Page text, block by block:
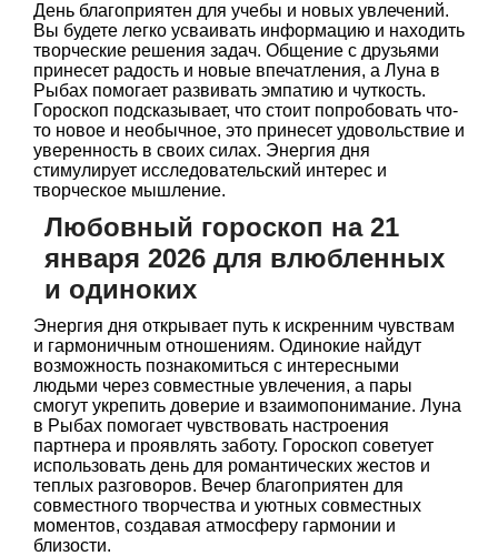
День благоприятен для учебы и новых увлечений.
Вы будете легко усваивать информацию и находить
творческие решения задач. Общение с друзьями
принесет радость и новые впечатления, а Луна в
Рыбах помогает развивать эмпатию и чуткость.
Гороскоп подсказывает, что стоит попробовать что-
то новое и необычное, это принесет удовольствие и
уверенность в своих силах. Энергия дня
стимулирует исследовательский интерес и
творческое мышление.
Любовный гороскоп на 21
января 2026 для влюбленных
и одиноких
Энергия дня открывает путь к искренним чувствам
и гармоничным отношениям. Одинокие найдут
возможность познакомиться с интересными
людьми через совместные увлечения, а пары
смогут укрепить доверие и взаимопонимание. Луна
в Рыбах помогает чувствовать настроения
партнера и проявлять заботу. Гороскоп советует
использовать день для романтических жестов и
теплых разговоров. Вечер благоприятен для
совместного творчества и уютных совместных
моментов, создавая атмосферу гармонии и
близости.